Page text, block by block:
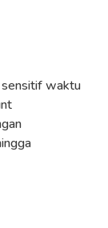
sensitif waktu